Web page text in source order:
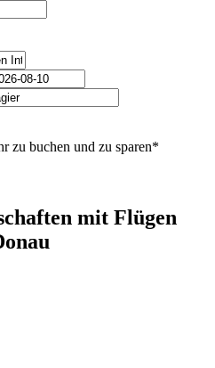
zu buchen und zu sparen*
mit Flügen